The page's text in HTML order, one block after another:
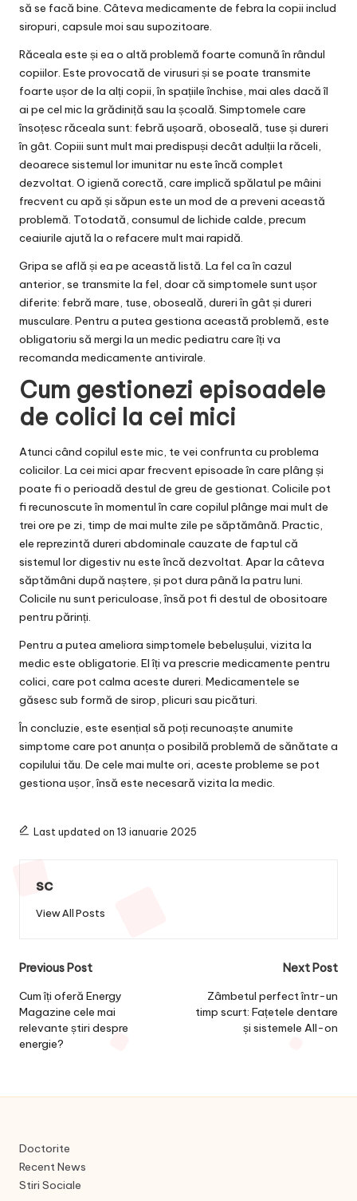
să se facă bine. Câteva medicamente de febra la copii includ
siropuri, capsule moi sau supozitoare.
Răceala este și ea o altă problemă foarte comună în rândul
copiilor. Este provocată de virusuri și se poate transmite
foarte ușor de la alți copii, în spațiile închise, mai ales dacă îl
ai pe cel mic la grădiniță sau la școală. Simptomele care
însoțesc răceala sunt: febră ușoară, oboseală, tuse și dureri
în gât. Copiii sunt mult mai predispuși decât adulții la răceli,
deoarece sistemul lor imunitar nu este încă complet
dezvoltat. O igienă corectă, care implică spălatul pe mâini
frecvent cu apă și săpun este un mod de a preveni această
problemă. Totodată, consumul de lichide calde, precum
ceaiurile ajută la o refacere mult mai rapidă.
Gripa se află și ea pe această listă. La fel ca în cazul
anterior, se transmite la fel, doar că simptomele sunt ușor
diferite: febră mare, tuse, oboseală, dureri în gât și dureri
musculare. Pentru a putea gestiona această problemă, este
obligatoriu să mergi la un medic pediatru care îți va
recomanda medicamente antivirale.
Cum gestionezi episoadele
de colici la cei mici
Atunci când copilul este mic, te vei confrunta cu problema
colicilor. La cei mici apar frecvent episoade în care plâng și
poate fi o perioadă destul de greu de gestionat. Colicile pot
fi recunoscute în momentul în care copilul plânge mai mult de
trei ore pe zi, timp de mai multe zile pe săptămână. Practic,
ele reprezintă dureri abdominale cauzate de faptul că
sistemul lor digestiv nu este încă dezvoltat. Apar la câteva
săptămâni după naștere, și pot dura până la patru luni.
Colicile nu sunt periculoase, însă pot fi destul de obositoare
pentru părinți.
Pentru a putea ameliora simptomele bebelușului, vizita la
medic este obligatorie. El îți va prescrie medicamente pentru
colici, care pot calma aceste dureri. Medicamentele se
găsesc sub formă de sirop, plicuri sau picături.
În concluzie, este esențial să poți recunoaște anumite
simptome care pot anunța o posibilă problemă de sănătate a
copilului tău. De cele mai multe ori, aceste probleme se pot
gestiona ușor, însă este necesară vizita la medic.
Last updated on 13 ianuarie 2025
sc
View All Posts
Post
navigation
Previous Post
Cum îți oferă Energy
Magazine cele mai
relevante știri despre
energie?
Next Post
Zâmbetul perfect într-un
timp scurt: Fațetele dentare
și sistemele All-on
Doctorite
Recent News
Stiri Sociale